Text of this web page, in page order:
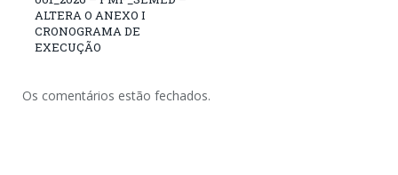
ALTERA O ANEXO I
CRONOGRAMA DE
EXECUÇÃO
Os comentários estão fechados.